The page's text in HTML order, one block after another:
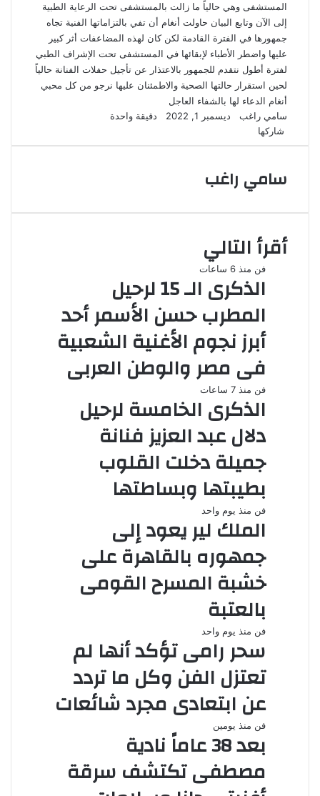
المستشفى وهي حالياً ما زالت بالمستشفى تحت الرعاية الطبية
إلى الآن وتابع البيان حاولت أنغام أن تفي بالتزاماتها الفنية تجاه
جمهورها في الفترة القادمة لكن كان لهذه المضاعفات أثر كبير
عليها واضطر الأطباء لإبقائها في المستشفى تحت الإشراف الطبي
لفترة أطول نتقدم للجمهور بالاعتذار عن تأجيل حفلات الفنانة حالياً
لحين استقرار حالتها الصحية والاطمئنان عليها نرجو من كل محبي
أنغام الدعاء لها بالشفاء العاجل
سامي راغب
أرسل
إلكترونيا
ديسمبر 1, 2022
دقيقة واحدة
فيسبوك‫Xلينكدإن
بينتيريست
‫Pocket
واتساب
تيلقرام
ڤايبر
لاين
شاركها
عبر
سامي راغب
أقرأ التالي
فن منذ 6 ساعات
الذكرى الـ 15 لرحيل
المطرب حسن الأسمر أحد
أبرز نجوم الأغنية الشعبية
فى مصر والوطن العربى
فن منذ 7 ساعات
الذكرى الخامسة لرحيل
دلال عبد العزيز فنانة
جميلة دخلت القلوب
بطيبتها وبساطتها
فن منذ يوم واحد
الملك لير يعود إلى
جمهوره بالقاهرة على
خشبة المسرح القومى
بالعتبة
فن منذ يوم واحد
سحر رامى تؤكد أنها لم
تعتزل الفن وكل ما تردد
عن ابتعادى مجرد شائعات
فن منذ يومين
بعد 38 عاماً نادية
مصطفى تكتشف سرقة